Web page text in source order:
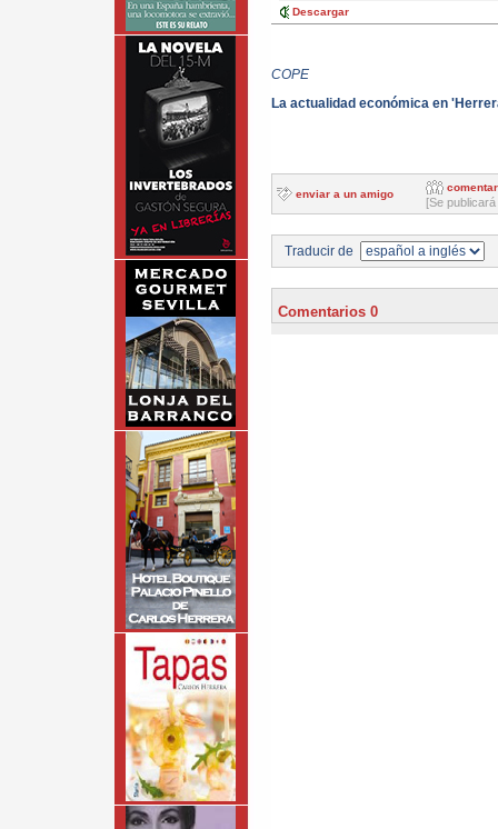
Descargar
COPE
La actualidad económica en
enviar a un amigo
comentar
[Se
Traducir de
Comentarios 0